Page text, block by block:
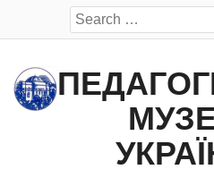
Search
for: